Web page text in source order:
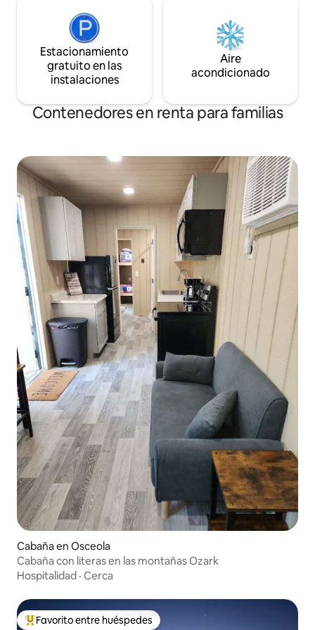
Estacionamiento
gratuito en las
instalaciones
Aire
acondicionado
Contenedores en renta para familias
Cabaña en Osceola
Cabaña con literas en las montañas Ozark
Hospitalidad · Cerca
De los mejores en Favorito entre huéspedes
Favorito entre huéspedes